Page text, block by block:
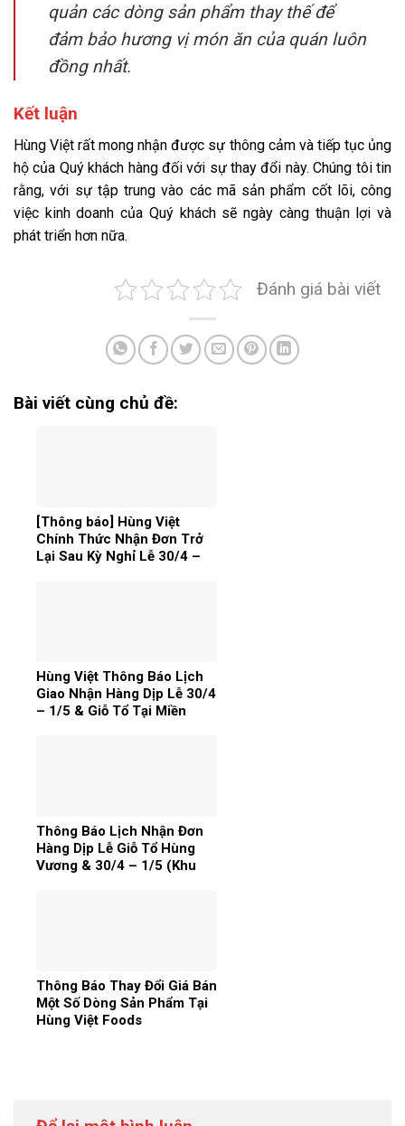
quản các dòng sản phẩm thay thế để
đảm bảo hương vị món ăn của quán luôn
đồng nhất.
Kết luận
Hùng Việt rất mong nhận được sự thông cảm và tiếp tục ủng
hộ của Quý khách hàng đối với sự thay đổi này. Chúng tôi tin
rằng, với sự tập trung vào các mã sản phẩm cốt lõi, công
việc kinh doanh của Quý khách sẽ ngày càng thuận lợi và
phát triển hơn nữa.
Đánh giá bài viết
Bài viết cùng chủ đề:
[Thông báo] Hùng Việt
Chính Thức Nhận Đơn Trở
Lại Sau Kỳ Nghỉ Lễ 30/4 –
Hùng Việt Thông Báo Lịch
Giao Nhận Hàng Dịp Lễ 30/4
– 1/5 & Giỗ Tổ Tại Miền
Thông Báo Lịch Nhận Đơn
Hàng Dịp Lễ Giỗ Tổ Hùng
Vương & 30/4 – 1/5 (Khu
Thông Báo Thay Đổi Giá Bán
Một Số Dòng Sản Phẩm Tại
Hùng Việt Foods